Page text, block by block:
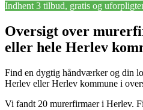
Indhent 3 tilbud, gratis og
Oversigt over
eller hele Herlev
Find en dygtig håndværker og din
Herlev eller Herlev kommune i
Vi fandt 20 murerfirmaer i Herlev.